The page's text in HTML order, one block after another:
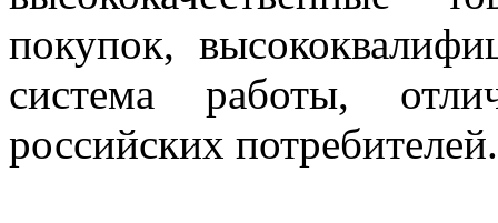
покупок,
система работы,
российских потребителей.